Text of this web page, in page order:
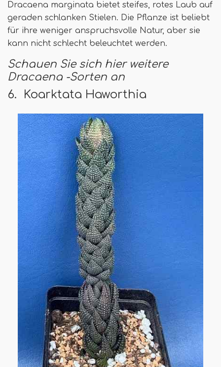
Dracaena marginata bietet steifes, rotes Laub auf
geraden schlanken Stielen. Die Pflanze ist beliebt
für ihre weniger anspruchsvolle Natur, aber sie
kann nicht schlecht beleuchtet werden.
Schauen Sie sich hier weitere
Dracaena -Sorten an
6. Koarktata Haworthia